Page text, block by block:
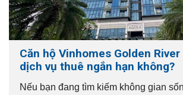
Căn hộ Vinhomes Golden
dịch vụ thuê ngắn hạn không?
Nếu bạn đang tìm kiếm không gian